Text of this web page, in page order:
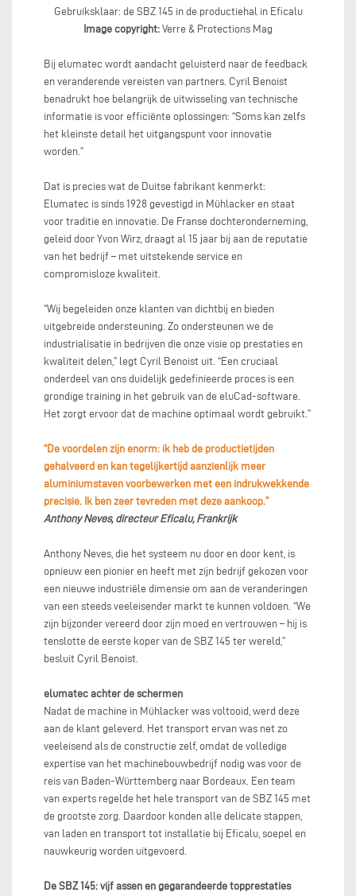
Gebruiksklaar: de SBZ 145 in de productiehal in Eficalu
Image copyright: Verre & Protections Mag
Bij elumatec wordt aandacht geluisterd naar de feedback
en veranderende vereisten van partners. Cyril Benoist
benadrukt hoe belangrijk de uitwisseling van technische
informatie is voor efficiënte oplossingen: “Soms kan zelfs
het kleinste detail het uitgangspunt voor innovatie
worden.”
Dat is precies wat de Duitse fabrikant kenmerkt:
Elumatec is sinds 1928 gevestigd in Mühlacker en staat
voor traditie en innovatie. De Franse dochteronderneming,
geleid door Yvon Wirz, draagt al 15 jaar bij aan de reputatie
van het bedrijf – met uitstekende service en
compromisloze kwaliteit.
“Wij begeleiden onze klanten van dichtbij en bieden
uitgebreide ondersteuning. Zo ondersteunen we de
industrialisatie in bedrijven die onze visie op prestaties en
kwaliteit delen,” legt Cyril Benoist uit. “Een cruciaal
onderdeel van ons duidelijk gedefinieerde proces is een
grondige training in het gebruik van de eluCad-software.
Het zorgt ervoor dat de machine optimaal wordt gebruikt.”
“De voordelen zijn enorm: ik heb de productietijden
gehalveerd en kan tegelijkertijd aanzienlijk meer
aluminiumstaven voorbewerken met een indrukwekkende
precisie. Ik ben zeer tevreden met deze aankoop.”
Anthony Neves, directeur Eficalu, Frankrijk
Anthony Neves, die het systeem nu door en door kent, is
opnieuw een pionier en heeft met zijn bedrijf gekozen voor
een nieuwe industriële dimensie om aan de veranderingen
van een steeds veeleisender markt te kunnen voldoen. “We
zijn bijzonder vereerd door zijn moed en vertrouwen – hij is
tenslotte de eerste koper van de SBZ 145 ter wereld,”
besluit Cyril Benoist.
elumatec achter de schermen
Nadat de machine in Mühlacker was voltooid, werd deze
aan de klant geleverd. Het transport ervan was net zo
veeleisend als de constructie zelf, omdat de volledige
expertise van het machinebouwbedrijf nodig was voor de
reis van Baden-Württemberg naar Bordeaux. Een team
van experts regelde het hele transport van de SBZ 145 met
de grootste zorg. Daardoor konden alle delicate stappen,
van laden en transport tot installatie bij Eficalu, soepel en
nauwkeurig worden uitgevoerd.
De SBZ 145: vijf assen en gegarandeerde topprestaties